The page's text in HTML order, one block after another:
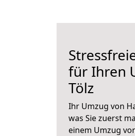
für Ihren
Tölz
Ihr Umzug von
was Sie zuerst
einem Umzug